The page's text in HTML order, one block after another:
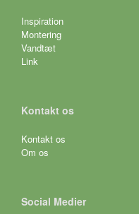
Inspiration
Montering
Vandtæt
Link
Kontakt os
Kontakt os
Om os
Social Medier